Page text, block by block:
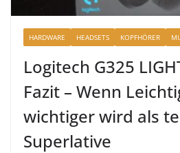
HARDWARE HEADSETS KOPFHÖRER
Logitech G325
Fazit – Wenn
wichtiger wird als
Superlative